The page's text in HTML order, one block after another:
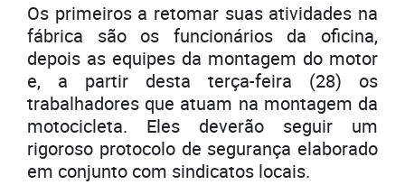
Os primeiros a retomar suas atividades na
fábrica são os funcionários da oficina,
depois as equipes da montagem do motor
e, a partir desta terça-feira (28) os
trabalhadores que atuam na montagem da
motocicleta. Eles deverão seguir um
rigoroso protocolo de segurança elaborado
em conjunto com sindicatos locais.